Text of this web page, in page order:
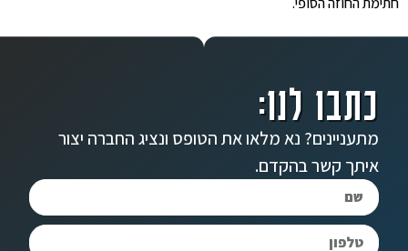
כתבו לנו:
מתעניינים? נא מלאו את הטופס ונציג החברה יצור
איתך קשר בהקדם.